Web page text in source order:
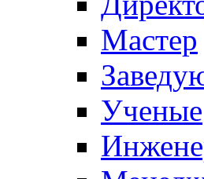
Мастер
Ученые